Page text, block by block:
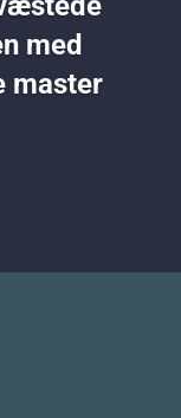
med
master